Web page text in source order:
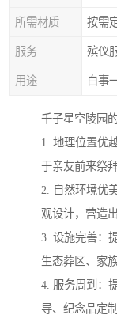
所需材质 按需
服务 殡仪
用途 白事
千子星空陵园
1. 地理位置优
于亲友前来祭拜
2. 自然环境优
观设计，营造
3. 设施完善：
生态葬区、家
4. 服务周到：
导、纪念品定